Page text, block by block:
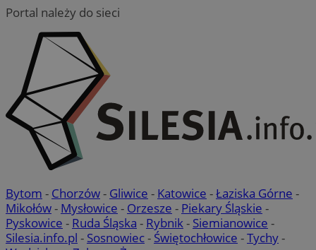
Portal należy do sieci
Bytom - Chorzów- Gliwice - Katowice -Łaziska Górne -
Mikołów- Mysłowice - Orzesze - Piekary Śląskie -
Pyskowice - Ruda Śląska - Rybnik- Siemianowice -
Silesia.info.pl - Sosnowiec- Świętochłowice -Tychy-